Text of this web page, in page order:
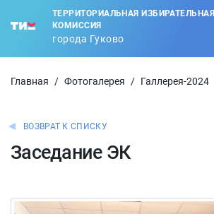
ТЕРРИТОРИАЛЬНАЯ ИЗБИРАТЕЛЬНАЯ
КОМИССИЯ
города Гуково
Главная / Фотогалерея / Галлерея-2024
ВОЗВРАТ К СПИСКУ
Заседание ЭК